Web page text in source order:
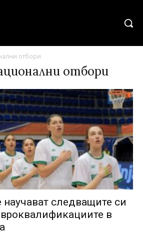
отбори
отбори
следващите си
в